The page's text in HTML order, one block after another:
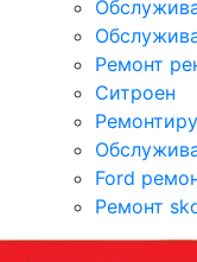
Ремонт
Ситроен
Ford
Ремонт